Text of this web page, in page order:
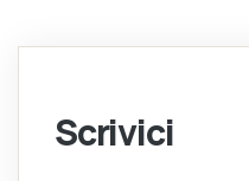
Scrivici